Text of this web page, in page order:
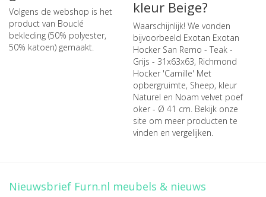
Volgens de webshop is het
product van Bouclé
bekleding (50% polyester,
50% katoen) gemaakt.
kleur Beige?
Waarschijnlijk! We vonden
bijvoorbeeld Exotan Exotan
Hocker San Remo - Teak -
Grijs - 31x63x63, Richmond
Hocker 'Camille' Met
opbergruimte, Sheep, kleur
Naturel en Noam velvet poef
oker - Ø 41 cm. Bekijk onze
site om meer producten te
vinden en vergelijken.
Nieuwsbrief Furn.nl meubels & nieuws